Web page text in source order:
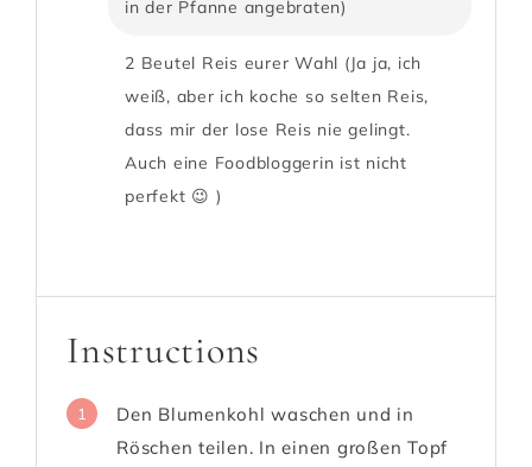
in der Pfanne angebraten)
2 Beutel Reis eurer Wahl (Ja ja, ich
weiß, aber ich koche so selten Reis,
dass mir der lose Reis nie gelingt.
Auch eine Foodbloggerin ist nicht
perfekt 😉 )
Instructions
1
Den Blumenkohl waschen und in
Röschen teilen. In einen großen Topf